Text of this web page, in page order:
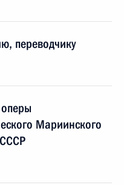
переводчику
Мариинского